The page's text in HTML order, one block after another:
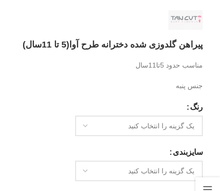
پیراهن گلدوزی شده دخترانه طرح آوا(5 تا 11سال)
مناسب حدود 5تا11سال
جنس پنبه
رنگ
سایزبندی